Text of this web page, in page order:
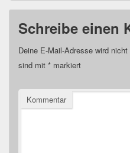
Schreibe einen
Deine E-Mail-Adresse wird
sind mit * markiert
Kommentar